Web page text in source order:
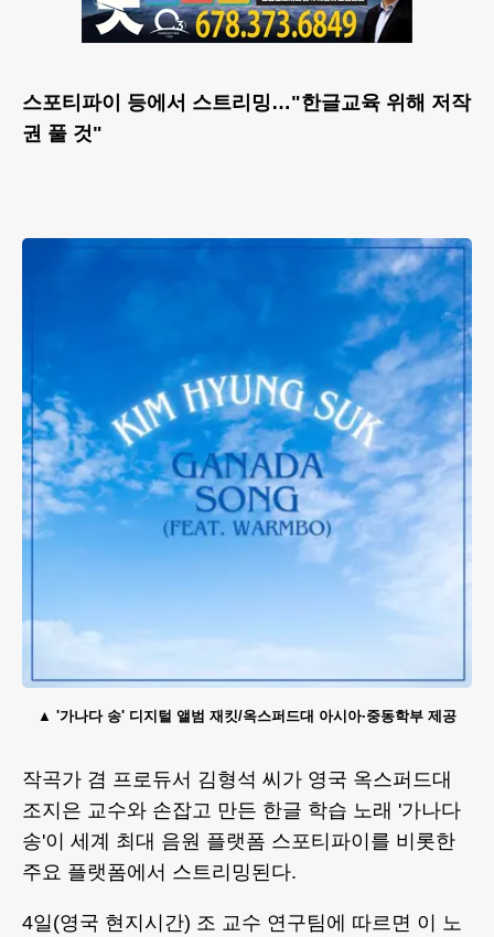
스포티파이 등에서 스트리밍…"한글교육 위해 저작
권 풀 것"
'가나다 송' 디지털 앨범 재킷/옥스퍼드대 아시아·중동학부 제공
작곡가 겸 프로듀서 김형석 씨가 영국 옥스퍼드대
조지은 교수와 손잡고 만든 한글 학습 노래 '가나다
송'이 세계 최대 음원 플랫폼 스포티파이를 비롯한
주요 플랫폼에서 스트리밍된다.
4일(영국 현지시간) 조 교수 연구팀에 따르면 이 노